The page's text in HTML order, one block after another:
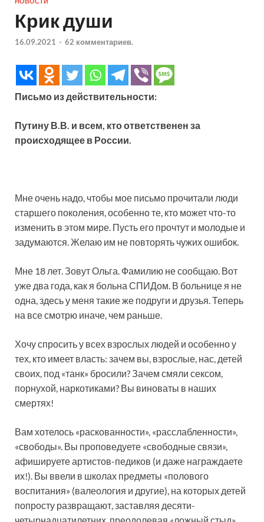
Крик души
16.09.2021 - 62 комментариев.
Письмо из действительности:
Путину В.В. и всем, кто ответственен за
происходящее в России.
Мне очень надо, чтобы мое письмо прочитали люди
старшего поколения, особенно те, кто может что-то
изменить в этом мире. Пусть его прочтут и молодые и
задумаются. Желаю им не повторять чужих ошибок.
Мне 18 лет. Зовут Ольга. Фамилию не сообщаю. Вот
уже два года, как я больна СПИДом. В больнице я не
одна, здесь у меня такие же подруги и друзья. Теперь
на все смотрю иначе, чем раньше.
Хочу спросить у всех взрослых людей и особенно у
тех, кто имеет власть: зачем вы, взрослые, нас, детей
своих, под «танк» бросили? Зачем смяли сексом,
порнухой, наркотиками? Вы виноваты в наших
смертях!
Вам хотелось «раскованности», «расслабленности»,
«свободы». Вы проповедуете «свободные связи»,
афишируете артистов-педиков (и даже награждаете
их!). Вы ввели в школах предметы «полового
воспитания» (валеология и другие), на которых детей
попросту развращают, заставляя десяти-